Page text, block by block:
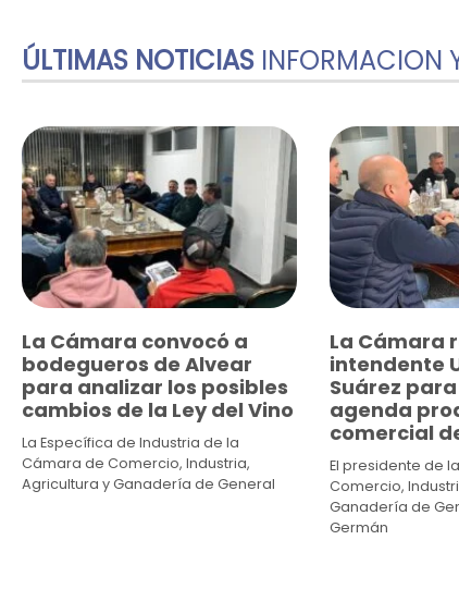
ÚLTIMAS NOTICIAS INFORMACION
La Cámara convocó a
bodegueros de Alvear
para analizar los posibles
cambios de la Ley del Vino
La Específica de Industria de la
Cámara de Comercio, Industria,
Agricultura y Ganadería de General
La Cámara
intendente
Suárez
agenda
comercial
El presidente de
Comercio,
Ganadería de
Germán